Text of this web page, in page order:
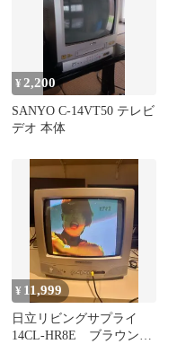
¥ 2,200
SANYO C-14VT50 テレビ
デオ 本体
¥ 11,999
日立リビングサプライ
14CL-HR8E ブラウン管